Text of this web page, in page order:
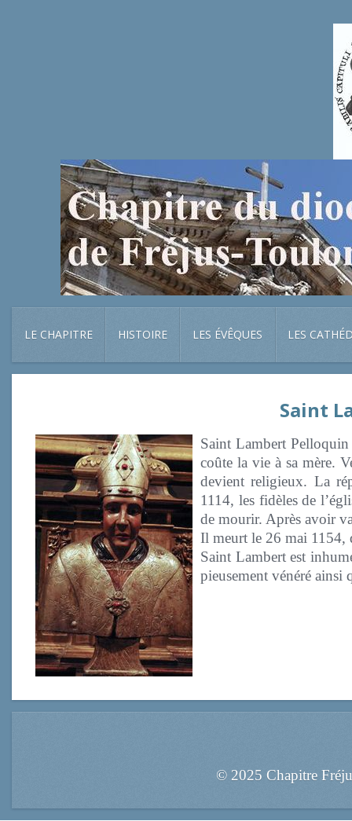
LE CHAPITRE HISTOIRE LES ÉVÊQUES LES
Saint
Saint Lambert
coûte la vie à sa mère.
devient religieux. La
1114, les fidèles de
de mourir. Après avoir
Il meurt le 26 mai 1154,
Saint Lambert est
pieusement vénéré ainsi
© 2025 Chapitre